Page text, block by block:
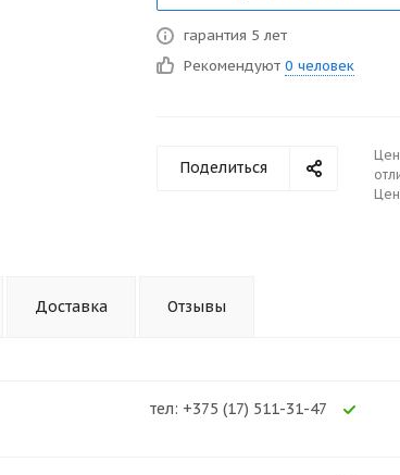
гарантия 5 лет
Рекомендуют 0 человек
Поделиться
Доставка Отзывы
тел: +375 (17) 511-31-47